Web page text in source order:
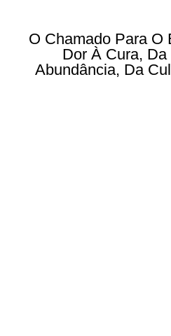
O Chamado Para O
Dor À Cura,
Abundância, Da